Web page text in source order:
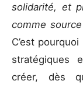
solidarité, et
comme
C’est
stratégiques
créer, dès